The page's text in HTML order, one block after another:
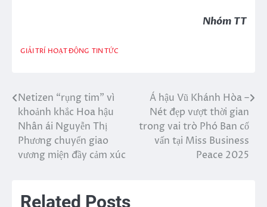
Nhóm TT
GIẢI TRÍ HOẠT ĐỘNG TIN TỨC
Điều
hướng
bài
Netizen “rụng tim” vì
khoảnh khắc Hoa hậu
Nhân ái Nguyễn Thị
Phương chuyển giao
vương miện đầy cảm xúc
Á hậu Vũ Khánh Hòa –
Nét đẹp vượt thời gian
trong vai trò Phó Ban cố
vấn tại Miss Business
Peace 2025
Related Posts